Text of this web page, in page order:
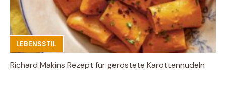
LEBENSSTIL
Richard Makins Rezept für geröstete Karottennudeln